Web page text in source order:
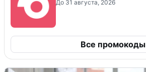
До 31 августа, 2026
Все промокоды